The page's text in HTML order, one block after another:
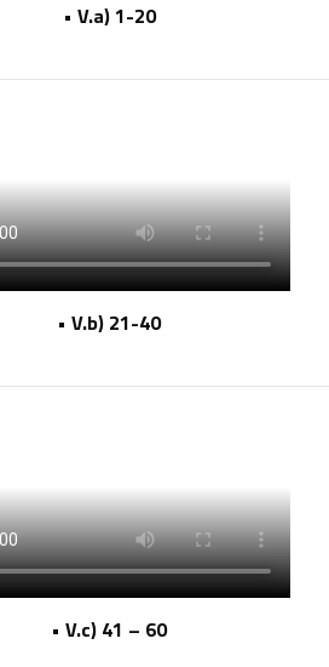
• V.a) 1-20
• V.b) 21-40
• V.c) 41 – 60